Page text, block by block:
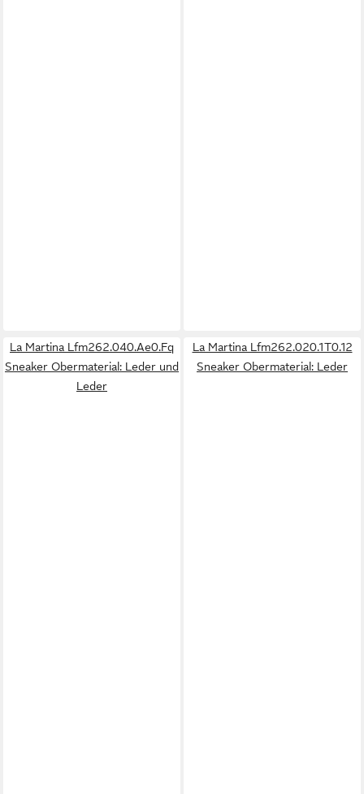
La Martina Lfm262.040.Ae0.Fq
Sneaker Obermaterial: Leder und
Leder
La Martina Lfm262.020.1T0.12
Sneaker Obermaterial: Leder